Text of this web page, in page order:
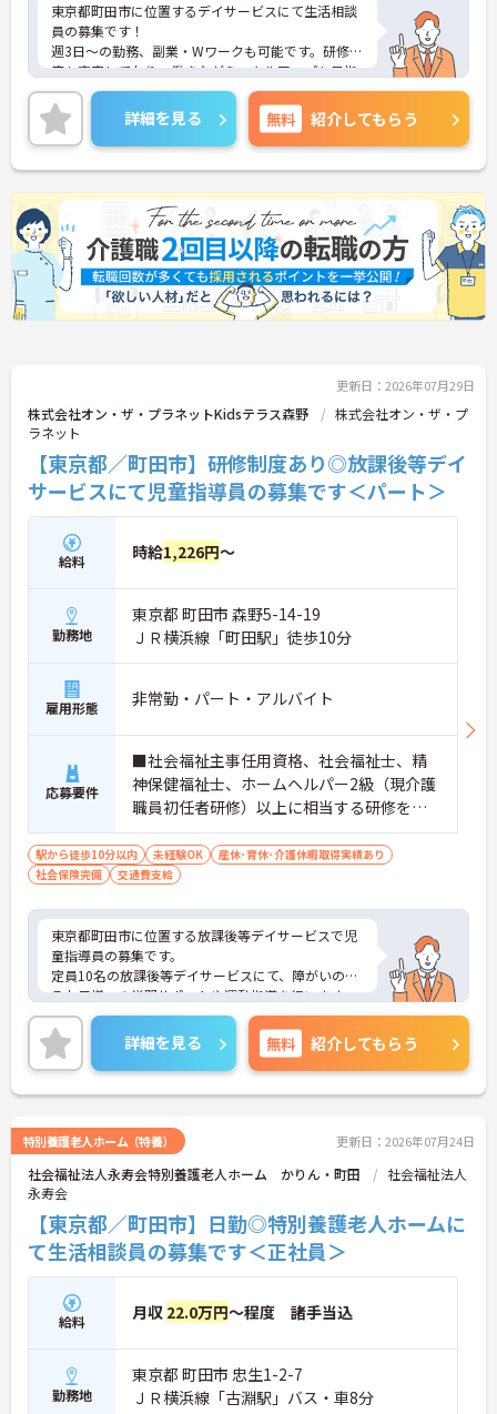
東京都町田市に位置するデイサービスにて生活相談
員の募集です！
週3日～の勤務、副業・Wワークも可能です。研修制
度も充実しており、働きながらスキルアップも目指
せます。土日・祝日は給与UP、福利厚生等の待遇面
も魅力です♪ご興味のある方には、面接対策ポイン
トなど、さらに詳細をお話しいたしますのでお気軽
にご相談ください！
詳細を見る 無料 紹介してもらう
更新日：2026年07月29日
株式会社オン・ザ・プラネットKidsテラス森野
株式会社オン・ザ・プ
ラネット
【東京都／町田市】研修制度あり◎放課後等デイ
サービスにて児童指導員の募集です＜パート＞
給料 時給1,226円～
勤務地
東京都 町田市 森野5-14-19
ＪＲ横浜線「町田駅」徒歩10分
雇用形態 非常勤・パート・アルバイト
応募要件
■社会福祉主事任用資格、社会福祉士、精
神保健福祉士、ホームヘルパー2級（現介護
職員初任者研修）以上に相当する研修を修
了した者、及び児童指導員任用資格者、精
神障がい者社会復帰指導員任用資格者のい
づれかの方に限る。 ■普通自動車免許(AT
駅から徒歩10分以内 未経験OK
産休･育休･介護休暇取得実績あり
社会保険完備
交通費支給
東京都町田市に位置する放課後等デイサービスで児
童指導員の募集です。
定員10名の放課後等デイサービスにて、障がいのあ
るお子様への学習サポートや運動指導を行います。
未経験の方も応募可能で、研修制度が整っているた
め安心してスタートできます。週2日から勤務日数の
相談ができ、残業もほとんどないため、ご自身のラ
イフスタイルに合わせて働きやすい環境です。
ご興味のある方には、面接対策ポイントなどさらに
い♪
詳細を見る 無料 紹介してもらう
特別養護老人ホーム（特養） 更新日：2026年07月24日
社会福祉法人永寿会特別養護老人ホーム かりん・町田
社会福祉法人
永寿会
【東京都／町田市】日勤◎特別養護老人ホームに
て生活相談員の募集です＜正社員＞
給料 月収 22.0万円～程度 諸手当込
勤務地
東京都 町田市 忠生1-2-7
ＪＲ横浜線「古淵駅」バス・車8分